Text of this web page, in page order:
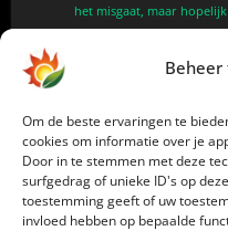
Om de beste ervaringen te
cookies om informatie over je
Door in te stemmen met deze
surfgedrag of unieke ID's op
toestemming geeft of uw
invloed hebben op bepaalde
het misgaat, maar
Bekijk ook